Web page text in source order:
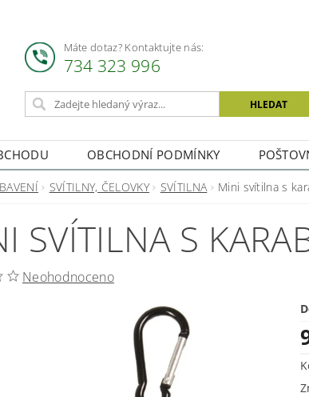
Máte dotaz? Kontaktujte nás:
734 323 996
OBCHODNÍ PODMÍNKY
SVÍTILNY, ČELOVKY SVÍTILNA Mini svítilna s
SVÍTILNA S
Neohodnoceno